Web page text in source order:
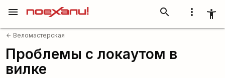
more_vert accessibility_new
search
menu
arrow_back Веломастерская
Проблемы с локаутом в
вилке